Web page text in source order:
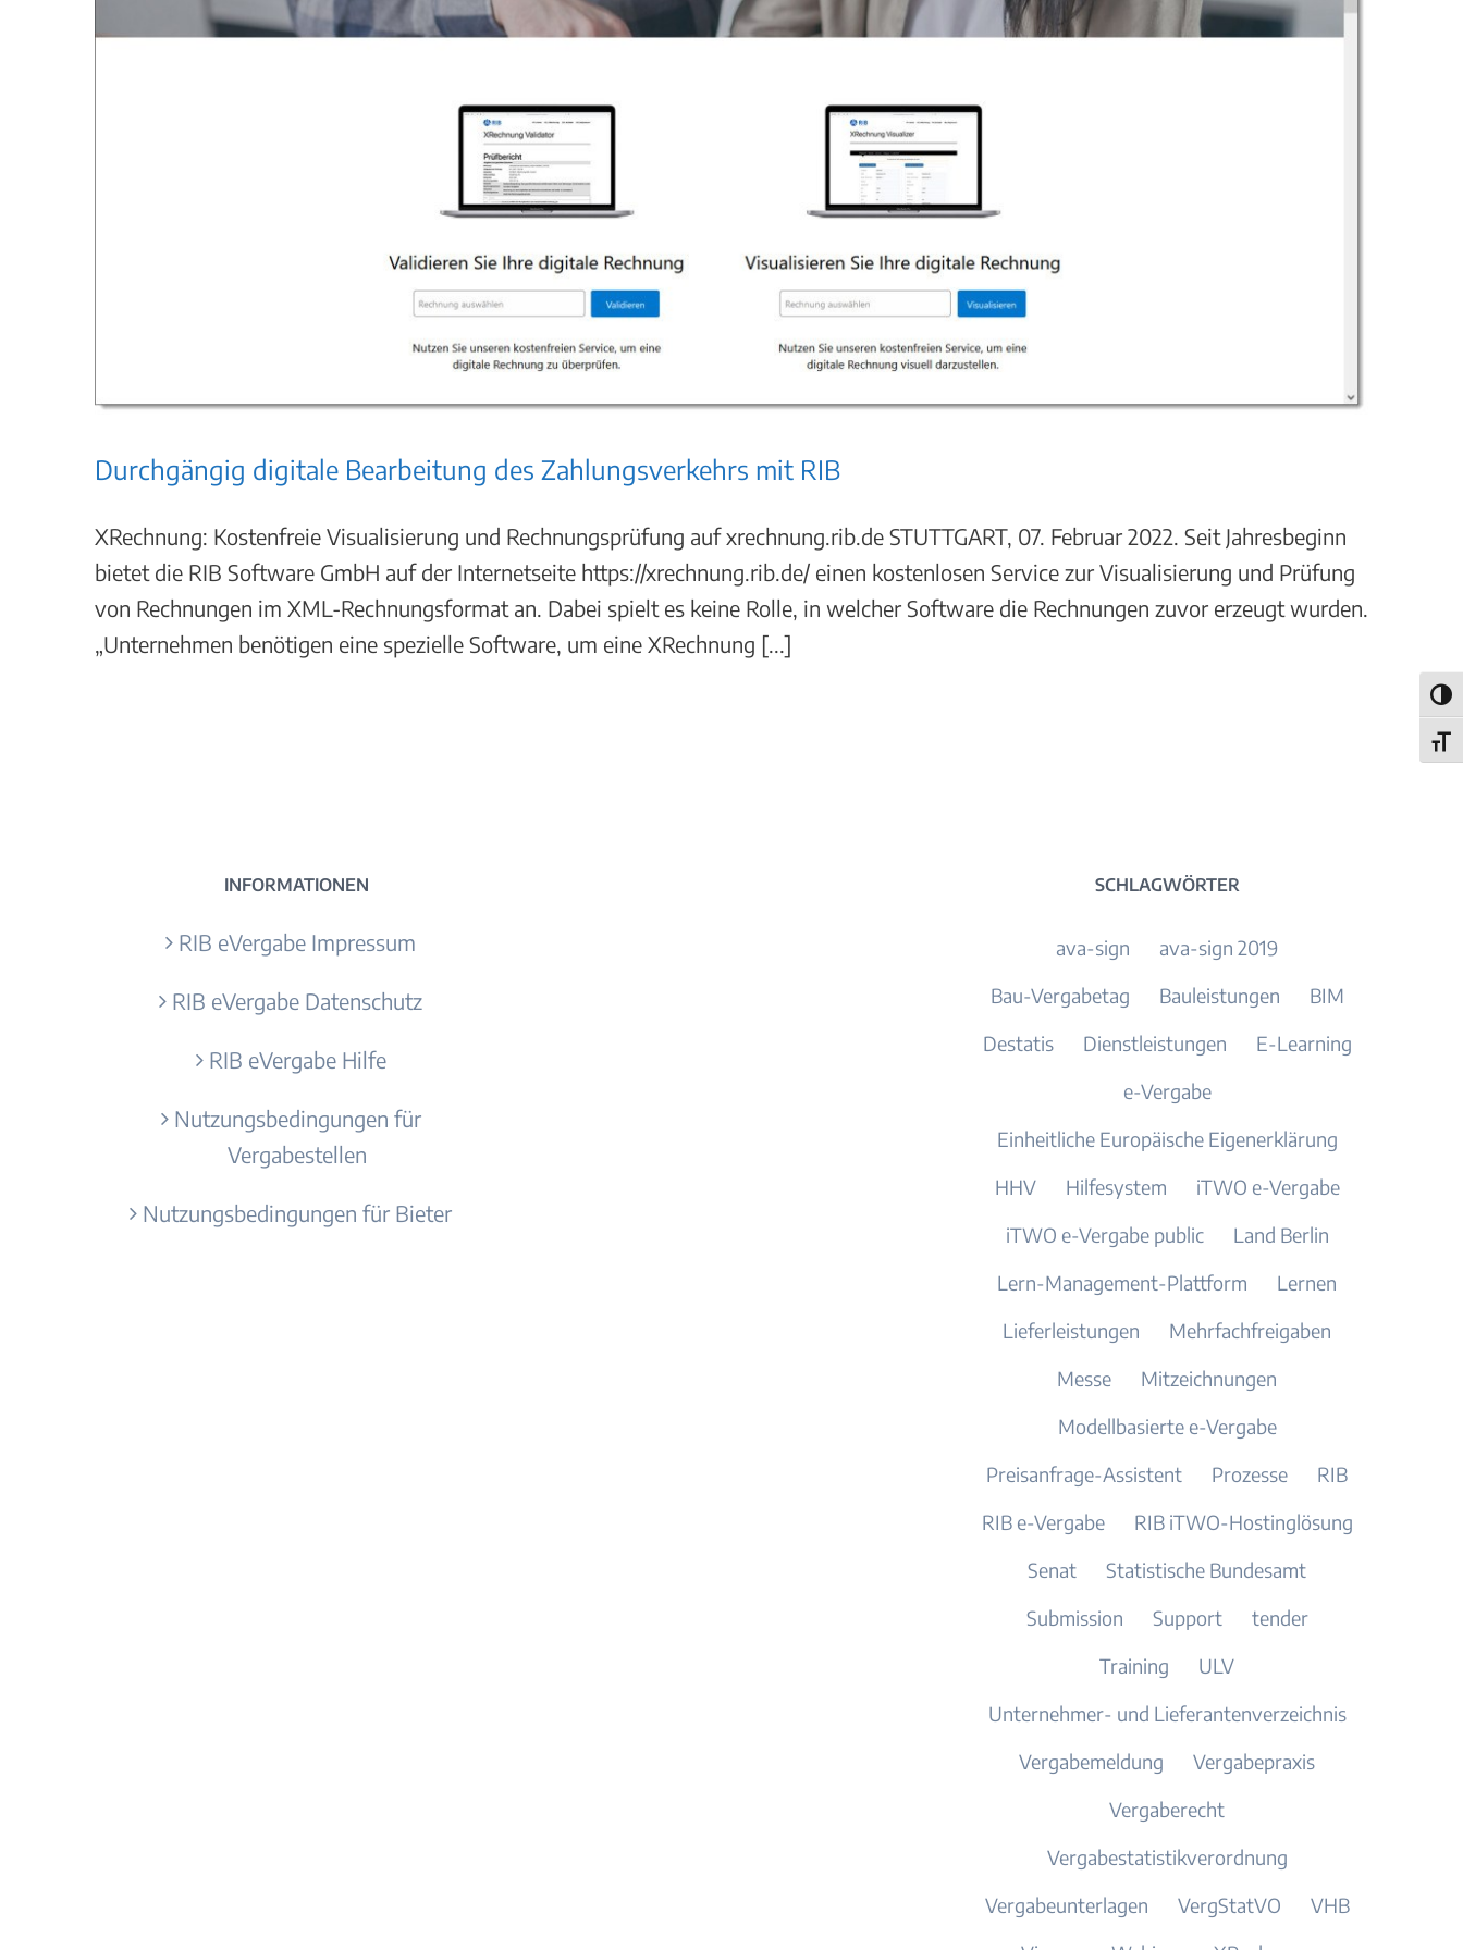
Durchgängig digitale Bearbeitung des Zahlungsverkehrs mit RIB
XRechnung: Kostenfreie Visualisierung und Rechnungsprüfung auf xrechnung.rib.de STUTTGART, 07. Februar 2022. Seit Jahresbeginn
bietet die RIB Software GmbH auf der Internetseite https://xrechnung.rib.de/ einen kostenlosen Service zur Visualisierung und Prüfung
von Rechnungen im XML-Rechnungsformat an. Dabei spielt es keine Rolle, in welcher Software die Rechnungen zuvor erzeugt wurden.
„Unternehmen benötigen eine spezielle Software, um eine XRechnung [...]
INFORMATIONEN
RIB eVergabe Impressum
RIB eVergabe Datenschutz
RIB eVergabe Hilfe
Nutzungsbedingungen für
Vergabestellen
Nutzungsbedingungen für Bieter
SCHLAGWÖRTER
ava-sign
ava-sign 2019
Bau-Vergabetag
Bauleistungen
BIM
Destatis
Dienstleistungen
E-Learning
e-Vergabe
Einheitliche Europäische Eigenerklärung
HHV
Hilfesystem
iTWO e-Vergabe
iTWO e-Vergabe public
Land Berlin
Lern-Management-Plattform
Lernen
Lieferleistungen
Mehrfachfreigaben
Messe
Mitzeichnungen
Modellbasierte e-Vergabe
Preisanfrage-Assistent
Prozesse
RIB
RIB e-Vergabe
RIB iTWO-Hostinglösung
Senat
Statistische Bundesamt
Submission
Support
tender
Training
ULV
Unternehmer- und Lieferantenverzeichnis
Vergabemeldung
Vergabepraxis
Vergaberecht
Vergabestatistikverordnung
Vergabeunterlagen
VergStatVO
VHB